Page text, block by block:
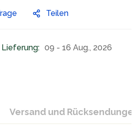
Teilen
09 - 16 Aug., 2026
Versand und Rücksendungen